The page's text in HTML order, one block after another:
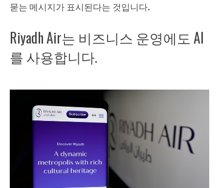
묻는 메시지가 표시된다는 것입니다.
Riyadh Air는 비즈니스 운영에도 AI
를 사용합니다.